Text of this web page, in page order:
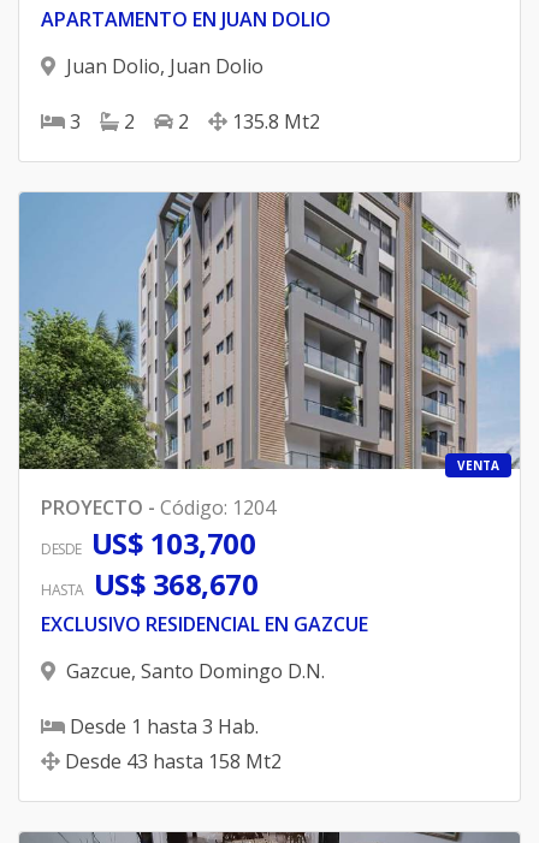
APARTAMENTO EN JUAN DOLIO
Juan Dolio, Juan Dolio
3 2 2 135.8 Mt2
VENTA
PROYECTO - Código: 1204
DESDE US$ 103,700
HASTA US$ 368,670
EXCLUSIVO RESIDENCIAL EN GAZCUE
Gazcue, Santo Domingo D.N.
Desde 1 hasta 3 Hab.
Desde 43 hasta 158 Mt2